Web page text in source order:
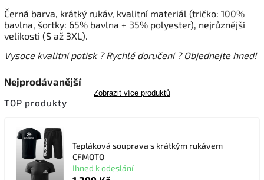
Černá barva, krátký rukáv, kvalitní materiál (tričko: 100%
bavlna, šortky: 65% bavlna + 35% polyester), nejrůznější
velikosti (S až 3XL).
Vysoce kvalitní potisk ? Rychlé doručení ? Objednejte hned!
Nejprodávanější
Zobrazit více produktů
TOP produkty
Tepláková souprava s krátkým rukávem
CFMOTO
Ihned k odeslání